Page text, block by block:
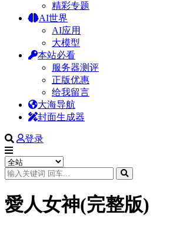
精彩专题
AI世界
AI应用
大模型
本站必看
服务器测评
正版优惠
给我留言
大海导航
封面生成器
登录
愛人女神(完整版)